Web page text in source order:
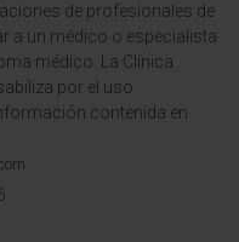
de profesionales de
a un médico o especialista
médico. La Clínica
por el uso
contenida en